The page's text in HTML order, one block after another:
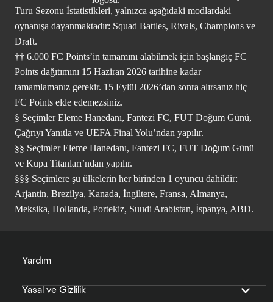
Turu Sezonu İstatistikleri, yalnızca aşağıdaki modlardaki
oynanışa dayanmaktadır: Squad Battles, Rivals, Champions ve
Draft.
†† 6.000 FC Points’in tamamını alabilmek için başlangıç FC
Points dağıtımını 15 Haziran 2026 tarihine kadar
tamamlamanız gerekir. 15 Eylül 2026’dan sonra alırsanız hiç
FC Points elde edemezsiniz.
§ Seçimler Eleme Hanedanı, Fantezi FC, FUT Doğum Günü,
Çağrıyı Yanıtla ve UEFA Final Yolu’ndan yapılır.
§§ Seçimler Eleme Hanedanı, Fantezi FC, FUT Doğum Günü
ve Kupa Titanları’ndan yapılır.
§§§ Seçimlere şu ülkelerin her birinden 1 oyuncu dahildir:
Arjantin, Brezilya, Kanada, İngiltere, Fransa, Almanya,
Meksika, Hollanda, Portekiz, Suudi Arabistan, İspanya, ABD.
Yardım
Yasal ve Gizlilik